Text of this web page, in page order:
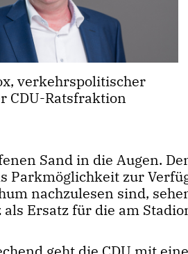
verkehrspolitischer
CDU-Ratsfraktion
Sand in die Augen.
Parkmöglichkeit zur
nachzulesen sind,
Ersatz für die am